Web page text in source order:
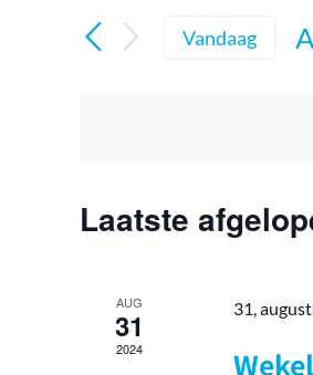
en
weergeven
in.
Vandaag
Laatste
AUG
31
2024
31,